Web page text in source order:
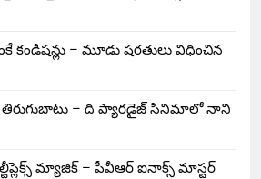
కండిషన్లు – మూడు షరతులు విధించిన
తిరుగుబాటు – ది ప్యారడైజ్ సినిమాలో నాని
మ్యాజిక్ – పీవీఆర్ ఐనాక్స్ మాస్టర్